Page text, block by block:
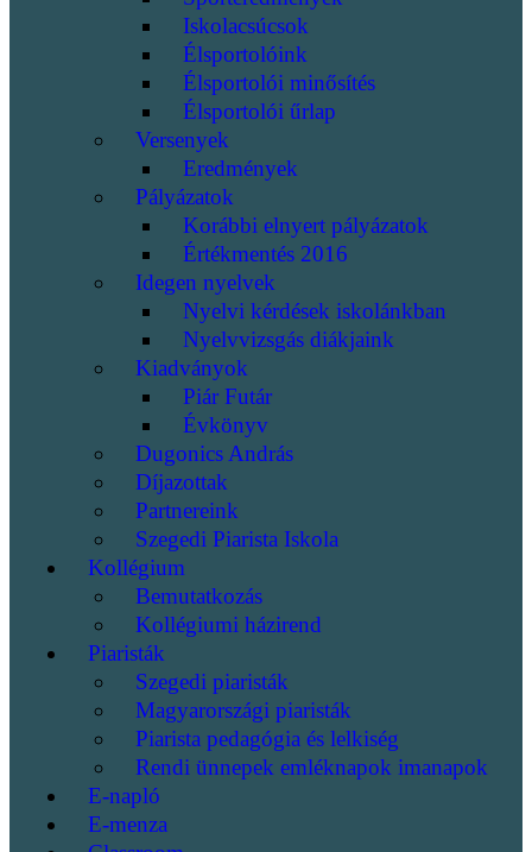
Iskolacsúcsok
Élsportolóink
Élsportolói minősítés
Élsportolói űrlap
Versenyek
Eredmények
Pályázatok
Korábbi elnyert pályázatok
Értékmentés 2016
Idegen nyelvek
Nyelvi kérdések iskolánkban
Nyelvvizsgás diákjaink
Kiadványok
Piár Futár
Évkönyv
Dugonics András
Díjazottak
Partnereink
Szegedi Piarista Iskola
Kollégium
Bemutatkozás
Kollégiumi házirend
Piaristák
Szegedi piaristák
Magyarországi piaristák
Piarista pedagógia és lelkiség
Rendi ünnepek emléknapok imanapok
E-napló
E-menza